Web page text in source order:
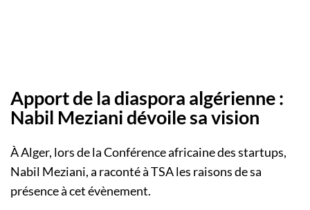
Apport de la diaspora algérienne :
Nabil Meziani dévoile sa vision
À Alger, lors de la Conférence africaine des startups,
Nabil Meziani, a raconté à TSA les raisons de sa
présence à cet évènement.